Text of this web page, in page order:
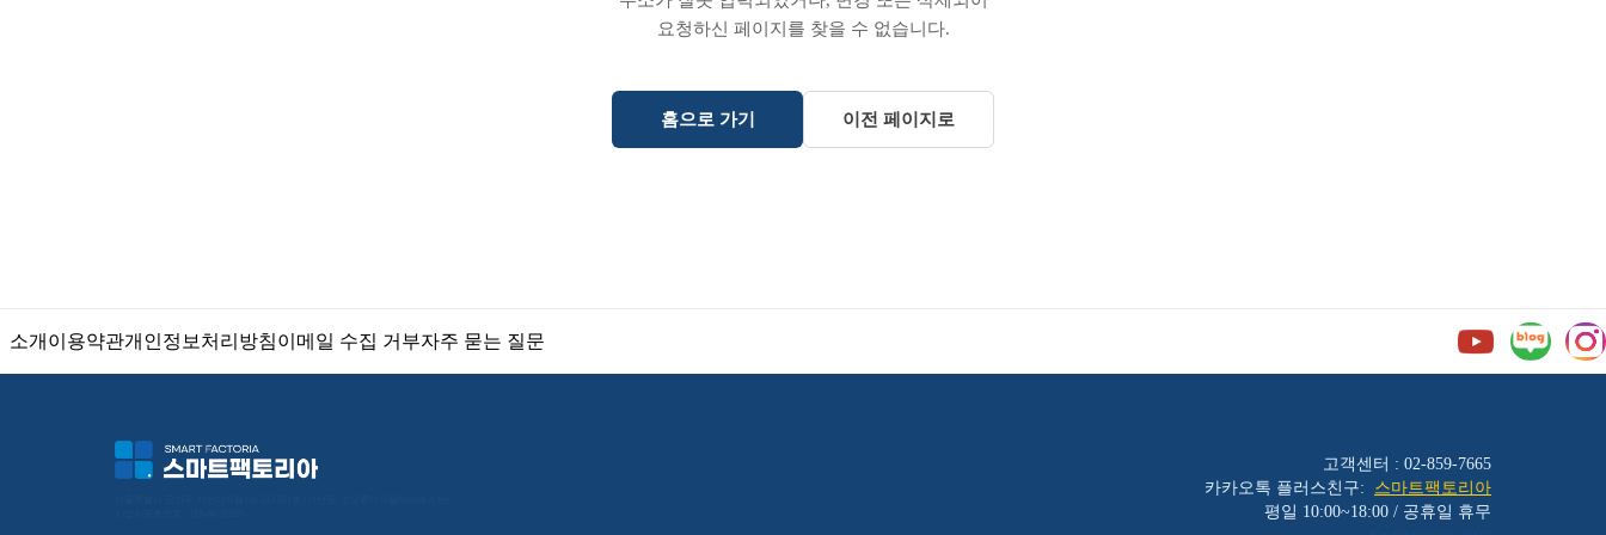
요청하신 페이지를 찾을 수 없습니다.
홈으로 가기 이전 페이지로
소개 이용약관개인정보처리방침이메일 수집 거부자주 묻는 질문
고객센터 : 02-859-7665
카카오톡 플러스친구:
스마트팩토리아
평일 10:00~18:00 / 공휴일 휴무